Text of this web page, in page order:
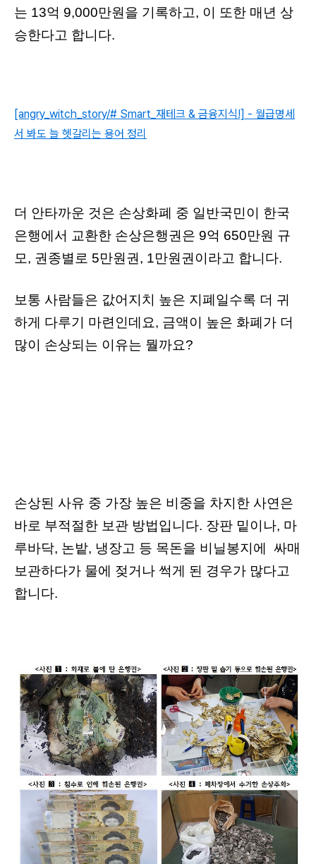
는 13억 9,000만원을 기록하고, 이 또한 매년 상
승한다고 합니다.
[angry_witch_story/# Smart_재테크 & 금융지식!] - 월급명세
서 봐도 늘 헷갈리는 용어 정리
더 안타까운 것은 손상화폐 중 일반국민이 한국
은행에서 교환한 손상은행권은 9억 650만원 규
모, 권종별로 5만원권, 1만원권이라고 합니다.
보통 사람들은 값어지치 높은 지폐일수록 더 귀
하게 다루기 마련인데요, 금액이 높은 화폐가 더
많이 손상되는 이유는 뭘까요?
손상된 사유 중 가장 높은 비중을 차지한 사연은
바로 부적절한 보관 방법입니다. 장판 밑이나, 마
루바닥, 논밭, 냉장고 등 목돈을 비닐봉지에 싸매
보관하다가 물에 젖거나 썩게 된 경우가 많다고
합니다.